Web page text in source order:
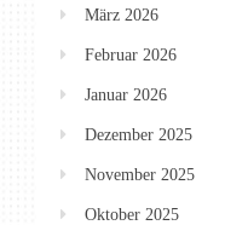
März 2026
Februar 2026
Januar 2026
Dezember 2025
November 2025
Oktober 2025